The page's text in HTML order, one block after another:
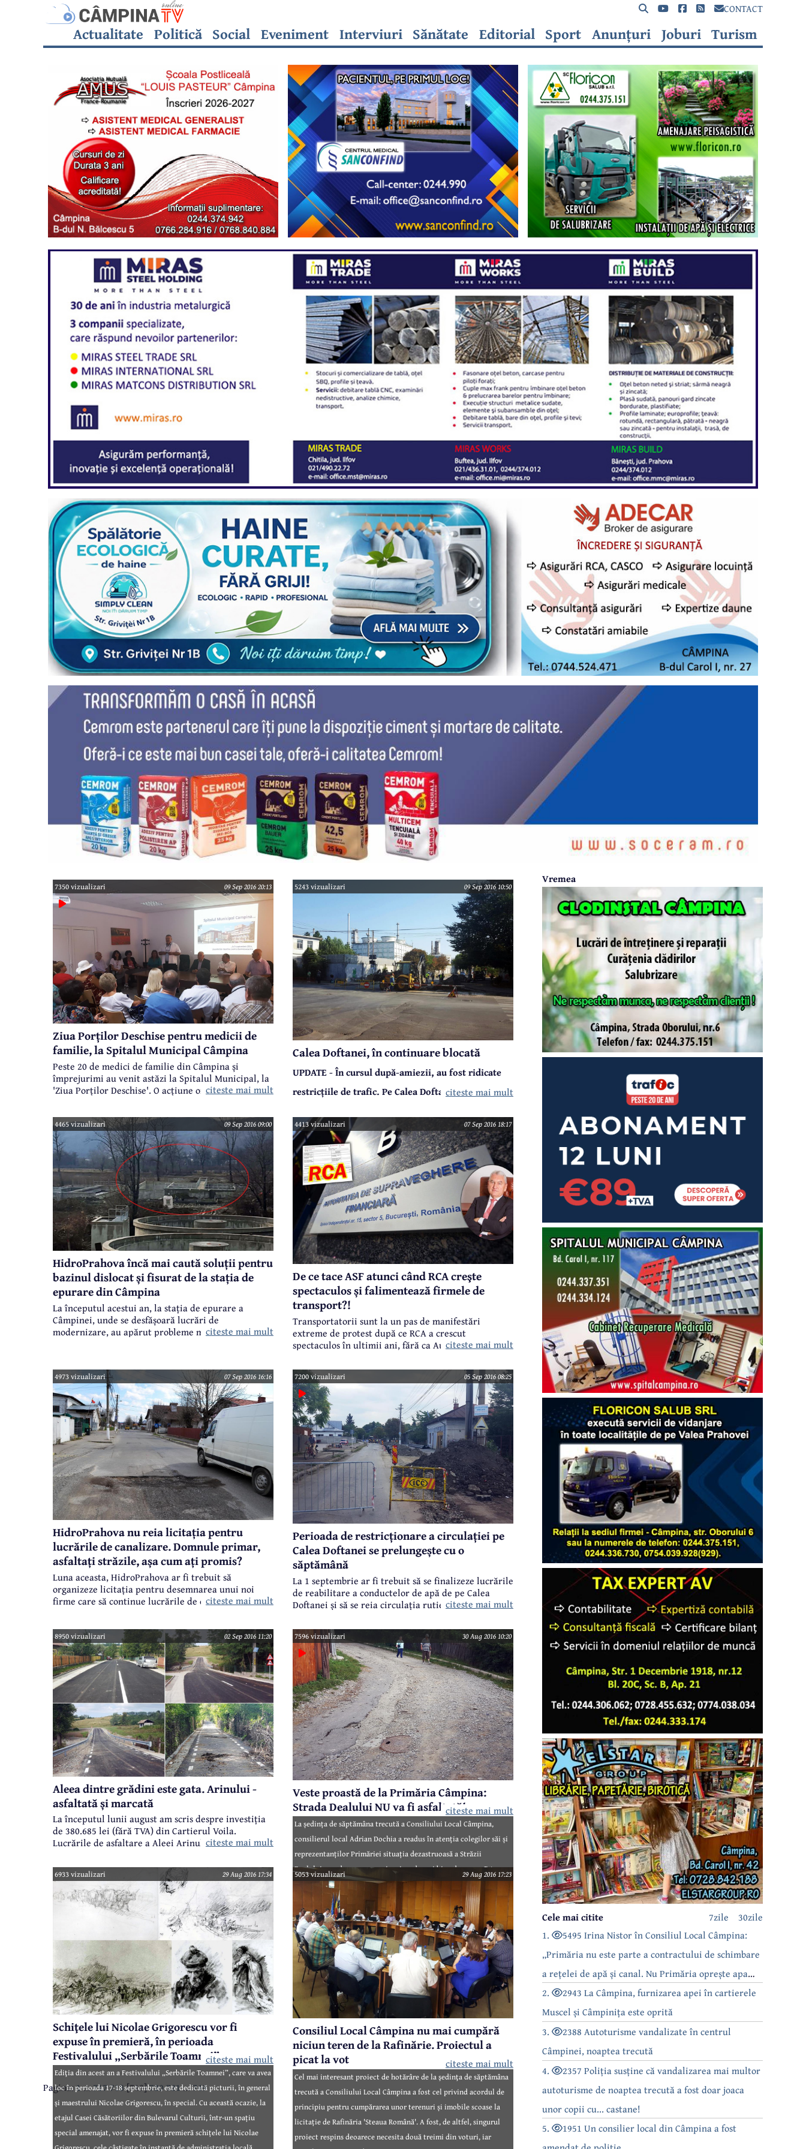
CONTACT
Actualitate Politică Social Eveniment Interviuri Sănătate Editorial Sport Anunțuri Joburi Turism
7350 vizualizari 09 Sep 2016 20:13
Ziua Porților Deschise pentru medicii de
familie, la Spitalul Municipal Câmpina
Peste 20 de medici de familie din Câmpina și
împrejurimi au venit astăzi la Spitalul Municipal, la
'Ziua Porților Deschise'. O acțiune organizată în
medicii de familie să știe ce se întâmplă în spital,
care sunt serviciile oferite, ce dotare există aici.
citeste mai mult
5243 vizualizari 09 Sep 2016 10:50
Calea Doftanei, în continuare blocată
UPDATE - În cursul după-amiezii, au fost ridicate
restricțiile de trafic. Pe Calea Doftanei se circulă.
trafic pe Calea Doftanei sunt valabile până joi, 8
septembrie, la ora 24.00, în această dimineață strada
era tot blocată.
citeste mai mult
4465 vizualizari 09 Sep 2016 09:00
HidroPrahova încă mai caută soluții pentru
bazinul dislocat și fisurat de la stația de
epurare din Câmpina
La începutul acestui an, la stația de epurare a
Câmpinei, unde se desfășoară lucrări de
modernizare, au apărut probleme mari. Apele
fonduri europene. Structura de rezistență a fost,
practic, compromisă. Bazinul s-a dislocat și fisurat.
citeste mai mult
4413 vizualizari 07 Sep 2016 18:17
De ce tace ASF atunci când RCA creşte
spectaculos și falimentează firmele de
transport?!
Transportatorii sunt la un pas de manifestări
extreme de protest după ce RCA a crescut
spectaculos în ultimii ani, fără ca Autoritatea de
ministru Mișu Negrițoiu, să ia vreo măsură. Astfel, în
ultimii doi ani, RCA - singura asigurare auto
obligatorie a crescut de peste trei ori.
citeste mai mult
4973 vizualizari 07 Sep 2016 16:16
HidroPrahova nu reia licitația pentru
lucrările de canalizare. Domnule primar,
asfaltați străzile, așa cum ați promis?
Luna aceasta, HidroPrahova ar fi trebuit să
organizeze licitația pentru desemnarea unui noi
firme care să continue lucrările de canalizare de la
HidroPrahova. Ei bine, nu va avea loc nicio licitație!
citeste mai mult
7200 vizualizari 05 Sep 2016 08:25
Perioada de restricționare a circulației pe
Calea Doftanei se prelungește cu o
săptămână
La 1 septembrie ar fi trebuit să se finalizeze lucrările
de reabilitare a conductelor de apă de pe Calea
Doftanei și să se reia circulația rutieră. Primăria
a fost prelungită până la 8 septembrie 2016.
citeste mai mult
8950 vizualizari 02 Sep 2016 11:20
Aleea dintre grădini este gata. Arinului -
asfaltată și marcată
La începutul lunii august am scris despre investiția
de 380.685 lei (fără TVA) din Cartierul Voila.
Lucrările de asfaltare a Aleei Arinului erau atunci în
ați locui în Câmpina, aveți de ce să fiți invidioși.
Priviți cum arată o alee pe care sunt doar patru
case, iar în rest grădini.
citeste mai mult
7596 vizualizari 30 Aug 2016 10:20
Veste proastă de la Primăria Câmpina:
Strada Dealului NU va fi asfaltată!
La ședința de săptămâna trecută a Consiliului Local Câmpina,
consilierul local Adrian Dochia a readus în atenția colegilor săi și
reprezentanților Primăriei situația dezastruoasă a Străzii
Dealului, cea despre care noi scriem de mai bine de un an. Este una
dintre străzile lăsate de izbeliște după finalizarea lucrărilor de
canalizare. O stradă care, pe alocuri, efectiv se rupe în două.
citeste mai mult
6933 vizualizari 29 Aug 2016 17:34
Schiţele lui Nicolae Grigorescu vor fi
expuse în premieră, în perioada
Festivalului „Serbările Toamnei”
Ediţia din acest an a Festivalului „Serbările Toamnei”, care va avea
loc în perioada 17-18 septembrie, este dedicată picturii, în general
și maestrului Nicolae Grigorescu, în special. Cu această ocazie, la
etajul Casei Căsătoriilor din Bulevarul Culturii, într-un spațiu
special amenajat, vor fi expuse în premieră schițele lui Nicolae
citeste mai mult
5053 vizualizari 29 Aug 2016 17:23
Consiliul Local Câmpina nu mai cumpără
niciun teren de la Rafinărie. Proiectul a
picat la vot
Cel mai interesant proiect de hotărâre de la şedinţa de săptămâna
trecută a Consiliului Local Câmpina a fost cel privind acordul de
principiu pentru cumpărarea unor terenuri și imobile scoase la
licitație de Rafinăria 'Steaua Română'. A fost, de altfel, singurul
proiect respins deoarece necesita două treimi din voturi, iar
citeste mai mult
Pagina:1...717718[719]720 721...749
Vremea
30zile
7zile
Cele mai citite
1.
5495 Irina Nistor în Consiliul Local Câmpina:
„Primăria nu este parte a contractului de schimbare
a rețelei de apă și canal. Nu Primăria oprește apa
câmpinenilor!”
2.
2943 La Câmpina, furnizarea apei în cartierele
Muscel și Câmpinița este oprită
3.
2388 Autoturisme vandalizate în centrul
Câmpinei, noaptea trecută
4.
2357 Poliția susține că vandalizarea mai multor
autoturisme de noaptea trecută a fost doar joaca
unor copii cu... castane!
5.
1951 Un consilier local din Câmpina a fost